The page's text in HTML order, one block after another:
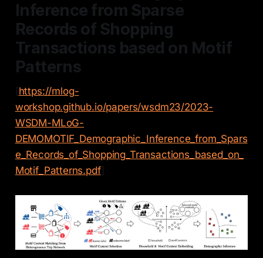
Inference from Sparse
Records of Shopping
Transactions based on Motif
Patterns
[https://mlog-
workshop.github.io/papers/wsdm23/2023-
WSDM-MLoG-
DEMOMOTIF_Demographic_Inference_from_Spars
e_Records_of_Shopping_Transactions_based_on_
Motif_Patterns.pdf]